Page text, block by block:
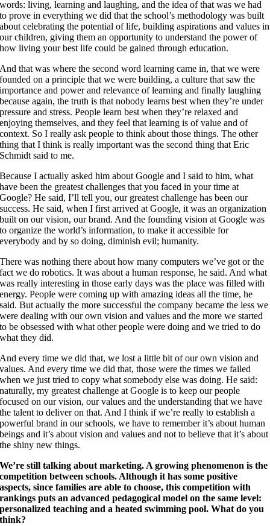
words: living, learning and laughing, and the idea of that was we had
to prove in everything we did that the school’s methodology was built
about celebrating the potential of life, building aspirations and values in
our children, giving them an opportunity to understand the power of
how living your best life could be gained through education.
And that was where the second word learning came in, that we were
founded on a principle that we were building, a culture that saw the
importance and power and relevance of learning and finally laughing
because again, the truth is that nobody learns best when they’re under
pressure and stress. People learn best when they’re relaxed and
enjoying themselves, and they feel that learning is of value and of
context. So I really ask people to think about those things. The other
thing that I think is really important was the second thing that Eric
Schmidt said to me.
Because I actually asked him about Google and I said to him, what
have been the greatest challenges that you faced in your time at
Google? He said, I’ll tell you, our greatest challenge has been our
success. He said, when I first arrived at Google, it was an organization
built on our vision, our brand. And the founding vision at Google was
to organize the world’s information, to make it accessible for
everybody and by so doing, diminish evil; humanity.
There was nothing there about how many computers we’ve got or the
fact we do robotics. It was about a human response, he said. And what
was really interesting in those early days was the place was filled with
energy. People were coming up with amazing ideas all the time, he
said. But actually the more successful the company became the less we
were dealing with our own vision and values and the more we started
to be obsessed with what other people were doing and we tried to do
what they did.
And every time we did that, we lost a little bit of our own vision and
values. And every time we did that, those were the times we failed
when we just tried to copy what somebody else was doing. He said:
naturally, my greatest challenge at Google is to keep our people
focused on our vision, our values and the understanding that we have
the talent to deliver on that. And I think if we’re really to establish a
powerful brand in our schools, we have to remember it’s about human
beings and it’s about vision and values and not to believe that it’s about
the shiny new things.
We’re still talking about marketing. A growing phenomenon is the
competition between schools. Although it has some positive
aspects, since families are able to choose, this competition with
rankings puts an advanced pedagogical model on the same level:
personalized teaching and a heated swimming pool. What do you
think?